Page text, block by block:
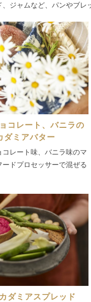
ジャムなど、パンやブレ
コレート、バニラの
ダミアバター
レート味、バニラ味のマ
ドプロセッサーで混ぜる
ダミアスプレッド